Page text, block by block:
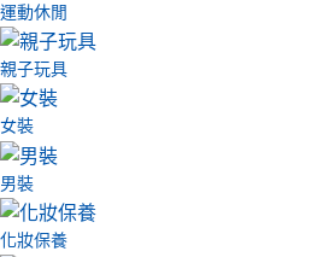
運動休閒
親子玩具
女裝
男裝
化妝保養